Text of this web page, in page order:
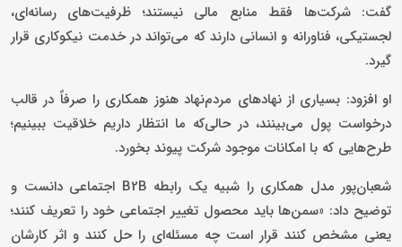
گفت: شرکت‌ها فقط منابع مالی نیستند؛ ظرفیت‌های رسانه‌ای،
لجستیکی، فناورانه و انسانی دارند که می‌تواند در خدمت نیکوکاری قرار
گیرد.
او افزود: بسیاری از نهادهای مردم‌نهاد هنوز همکاری را صرفاً در قالب
درخواست پول می‌بینند، در حالی‌که ما انتظار داریم خلاقیت ببینیم؛
طرح‌هایی که با امکانات موجود شرکت پیوند بخورد.
شعبان‌پور مدل همکاری را شبیه یک رابطه B2B اجتماعی دانست و
توضیح داد: «سمن‌ها باید محصول تغییر اجتماعی خود را تعریف کنند؛
یعنی مشخص کنند قرار است چه مسئله‌ای را حل کنند و اثر کارشان